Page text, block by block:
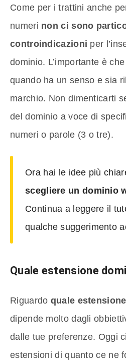
Come per i trattini anche
numeri non ci sono
controindicazioni per
dominio. L’importante è
quando ha un senso e sia
marchio. Non dimenticarti
del dominio a voce di
numeri o parole (3 o tre).
Ora hai le idee più
scegliere un dominio
Continua a leggere il
qualche suggerimento
Quale estensione
Riguardo quale
dipende molto dagli
dalle tue preferenze. Oggi
estensioni di quanto ce ne